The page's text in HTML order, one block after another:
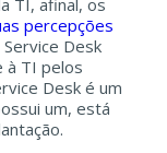
percepções
Service Desk
à TI pelos
Desk é um
um, está